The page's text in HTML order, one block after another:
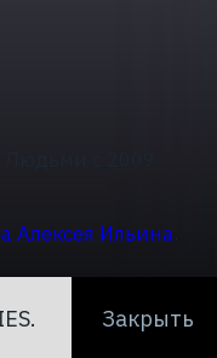
Алексея Ильина
Закрыть